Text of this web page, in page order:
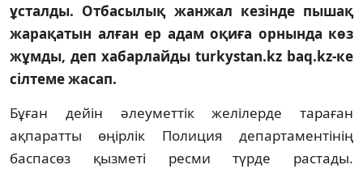
ұсталды. Отбасылық жанжал кезінде пышақ
жарақатын алған ер адам оқиға орнында көз
жұмды, деп хабарлайды turkystan.kz baq.kz-ке
сілтеме жасап.
Бұған дейін әлеуметтік желілерде тараған
ақпаратты өңірлік Полиция департаментінің
баспасөз қызметі ресми түрде растады.